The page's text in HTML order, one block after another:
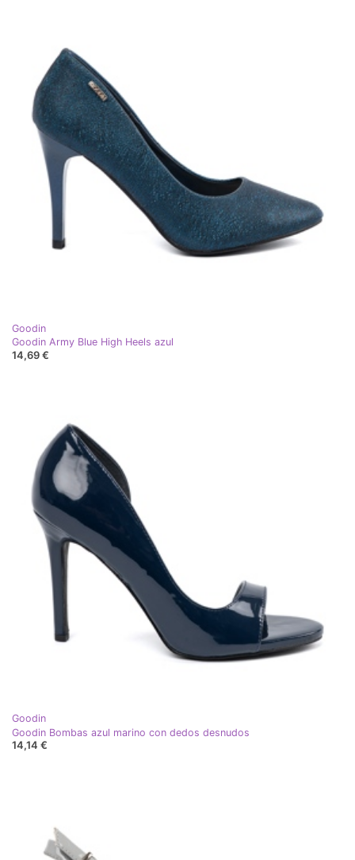
Goodin
Goodin Army Blue High Heels azul
14,69 €
Goodin
Goodin Bombas azul marino con dedos desnudos
14,14 €